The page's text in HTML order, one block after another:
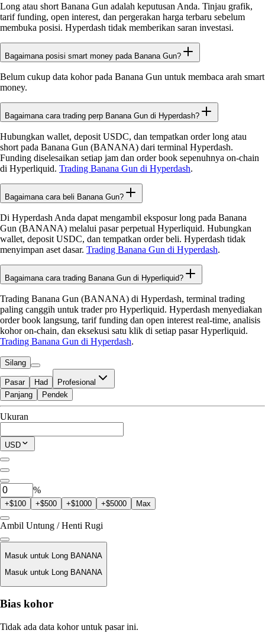
Long atau short Banana Gun adalah keputusan Anda. Tinjau grafik,
tarif funding, open interest, dan pergerakan harga terbaru sebelum
membuka posisi. Hyperdash tidak memberikan saran investasi.
Bagaimana posisi smart money pada Banana Gun?
Belum cukup data kohor pada Banana Gun untuk membaca arah smart
money.
Bagaimana cara trading perp Banana Gun di Hyperdash?
Hubungkan wallet, deposit USDC, dan tempatkan order long atau
short pada Banana Gun (BANANA) dari terminal Hyperdash.
Funding diselesaikan setiap jam dan order book sepenuhnya on-chain
di Hyperliquid. Trading Banana Gun di Hyperdash.
Bagaimana cara beli Banana Gun?
Di Hyperdash Anda dapat mengambil eksposur long pada Banana
Gun (BANANA) melalui pasar perpetual Hyperliquid. Hubungkan
wallet, deposit USDC, dan tempatkan order beli. Hyperdash tidak
menyimpan aset dasar. Trading Banana Gun di Hyperdash.
Bagaimana cara trading Banana Gun di Hyperliquid?
Trading Banana Gun (BANANA) di Hyperdash, terminal trading
paling canggih untuk trader pro Hyperliquid. Hyperdash menyediakan
order book langsung, tarif funding dan open interest real-time, analisis
kohor on-chain, dan eksekusi satu klik di setiap pasar Hyperliquid.
Trading Banana Gun di Hyperdash.
Silang
Pasar Had Profesional
Tersedia untuk Perdagangan
$0.00
Posisi Saat Ini
0 BANANA
Panjang Pendek
Ukuran
USD
%
+$100 +$500 +$1000 +$5000 Max
Ambil Untung / Henti Rugi
Masuk untuk Long BANANA
Masuk untuk Long BANANA
Harga Likuidasi
T/A
Bias kohor
Tidak ada data kohor untuk pasar ini.